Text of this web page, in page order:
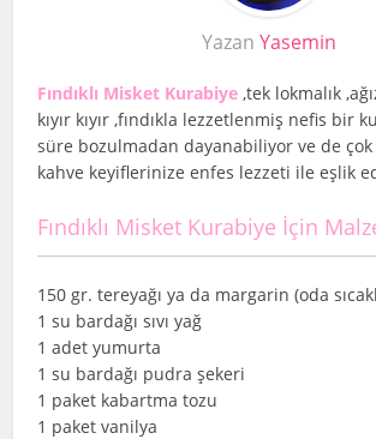
Yazan Yasemin
Fındıklı Misket Kurabiye ,tek lokmalık
kıyır kıyır ,fındıkla lezzetlenmiş nefis bir
süre bozulmadan dayanabiliyor ve de
kahve keyiflerinize enfes lezzeti ile eşlik
Fındıklı Misket Kurabiye İçin
150 gr. tereyağı ya da margarin (oda
1 su bardağı sıvı yağ
1 adet yumurta
1 su bardağı pudra şekeri
1 paket kabartma tozu
1 paket vanilya